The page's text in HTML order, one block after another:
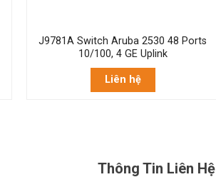
J9781A Switch Aruba 2530 48 Ports
10/100, 4 GE Uplink
Liên hệ
Thông Tin Liên Hệ